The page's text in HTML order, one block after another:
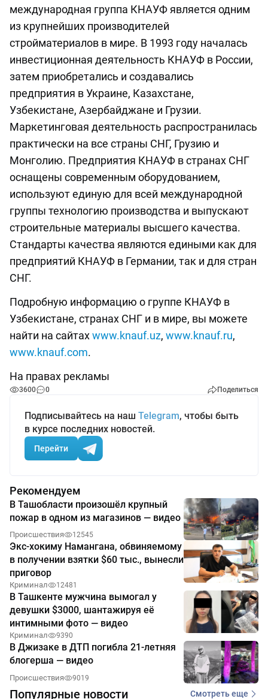
международная группа КНАУФ является одним
из крупнейших производителей
стройматериалов в мире. В 1993 году началась
инвестиционная деятельность КНАУФ в России,
затем приобретались и создавались
предприятия в Украине, Казахстане,
Узбекистане, Азербайджане и Грузии.
Маркетинговая деятельность распространилась
практически на все страны СНГ, Грузию и
Монголию. Предприятия КНАУФ в странах СНГ
оснащены современным оборудованием,
используют единую для всей международной
группы технологию производства и выпускают
строительные материалы высшего качества.
Стандарты качества являются едиными как для
предприятий КНАУФ в Германии, так и для стран
СНГ.
Подробную информацию о группе КНАУФ в
Узбекистане, странах СНГ и в мире, вы можете
найти на сайтахwww.knauf.uz, www.knauf.ru,
www.knauf.com.
На правах рекламы
3600 0 Поделиться
Подписывайтесь на наш Telegram, чтобы быть
в курсе последних новостей.
Перейти
Рекомендуем
В Ташобласти произошёл крупный
пожар в одном из магазинов — видео
Происшествия 12545
Экс-хокиму Намангана, обвиняемому
в получении взятки $60 тыс., вынесли
приговор
Криминал 12481
В Ташкенте мужчина вымогал у
девушки $3000, шантажируя её
интимными фото — видео
Криминал 9390
В Джизаке в ДТП погибла 21-летняя
блогерша — видео
Происшествия 9019
Популярные новости Смотреть еще